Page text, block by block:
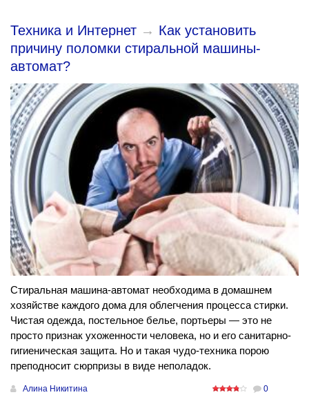
Техника и Интернет → Как установить
причину поломки стиральной машины-
автомат?
Стиральная машина-автомат необходима в домашнем
хозяйстве каждого дома для облегчения процесса стирки.
Чистая одежда, постельное белье, портьеры — это не
просто признак ухоженности человека, но и его санитарно-
гигиеническая защита. Но и такая чудо-техника порою
преподносит сюрпризы в виде неполадок.
Алина Никитина 0